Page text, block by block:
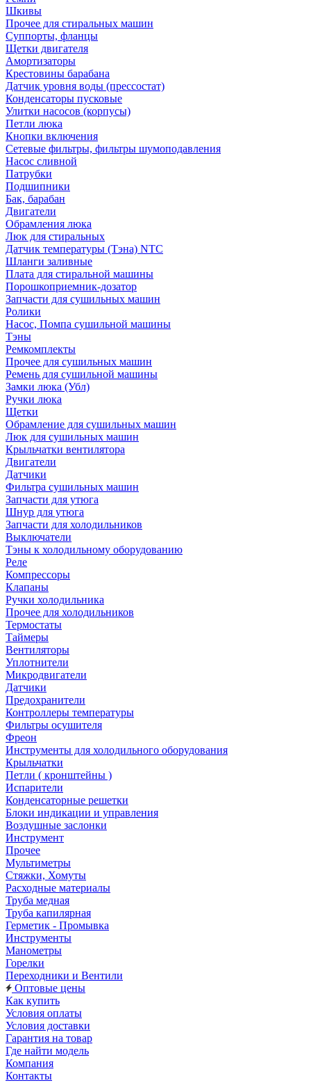
Шкивы
Прочее для стиральных машин
Суппорты, фланцы
Щетки двигателя
Амортизаторы
Крестовины барабана
Датчик уровня воды (прессостат)
Конденсаторы пусковые
Улитки насосов (корпусы)
Петли люка
Кнопки включения
Сетевые фильтры, фильтры шумоподавления
Насос сливной
Патрубки
Подшипники
Бак, барабан
Двигатели
Обрамления люка
Люк для стиральных
Датчик температуры (Тэна) NTC
Шланги заливные
Плата для стиральной машины
Порошкоприемник-дозатор
Запчасти для сушильных машин
Ролики
Насос, Помпа сушильной машины
Тэны
Ремкомплекты
Прочее для сушильных машин
Ремень для сушильной машины
Замки люка (Убл)
Ручки люка
Щетки
Обрамление для сушильных машин
Люк для сушильных машин
Крыльчатки вентилятора
Двигатели
Датчики
Фильтра сушильных машин
Запчасти для утюга
Шнур для утюга
Запчасти для холодильников
Выключатели
Тэны к холодильному оборудованию
Реле
Компрессоры
Клапаны
Ручки холодильника
Прочее для холодильников
Термостаты
Таймеры
Вентиляторы
Уплотнители
Микродвигатели
Датчики
Предохранители
Контроллеры температуры
Фильтры осушителя
Фреон
Инструменты для холодильного оборудования
Крыльчатки
Петли ( кронштейны )
Испарители
Конденсаторные решетки
Блоки индикации и управления
Воздушные заслонки
Инструмент
Прочее
Мультиметры
Стяжки, Хомуты
Расходные материалы
Труба медная
Труба капилярная
Герметик - Промывка
Инструменты
Манометры
Горелки
Переходники и Вентили
Оптовые цены
Как купить
Условия оплаты
Условия доставки
Гарантия на товар
Где найти модель
Компания
Контакты